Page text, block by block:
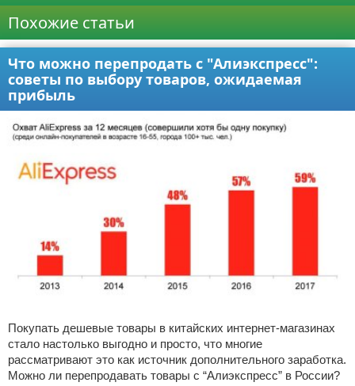
Похожие статьи
Что можно перепродать с "Алиэкспресс":
советы по выбору товаров, ожидаемая
прибыль
Покупать дешевые товары в китайских интернет-магазинах
стало настолько выгодно и просто, что многие
рассматривают это как источник дополнительного заработка.
Можно ли перепродавать товары с “Алиэкспресс” в России?